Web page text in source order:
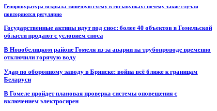
Генпрокуратура вскрыла типичную схему в госзакупках: почему такие случаи
повторяются регулярно
Государственные активы идут под снос: более 40 объектов в Гомельской
области продают с условием сноса
В Новобелицком районе Гомеля из-за аварии на трубопроводе временно
отключили горячую воду
Удар по оборонному заводу в Брянске: война всё ближе к границам
Беларуси
В Гомеле пройдет плановая проверка системы оповещения с
включением электросирен